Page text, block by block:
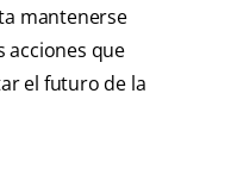
mantenerse
acciones que
el futuro de la